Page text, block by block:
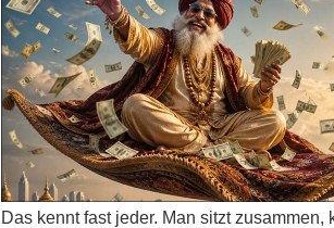
Das kennt fast jeder. Man sitzt zusammen,